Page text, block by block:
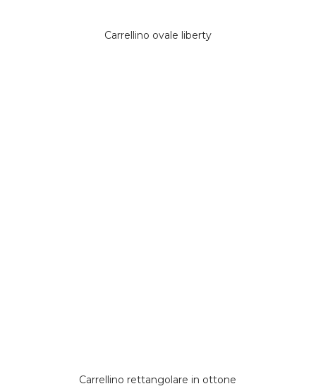
Carrellino ovale liberty
Carrellino rettangolare in ottone